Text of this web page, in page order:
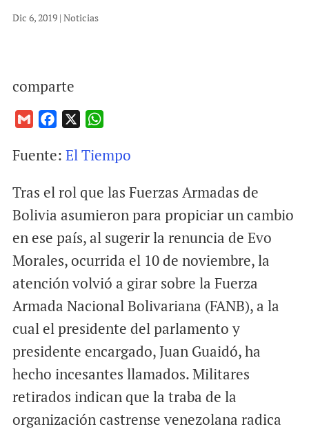
Dic 6, 2019| Noticias
comparte
a
l
c
b
k
a
s
p
Fuente: El Tiempo
Tras el rol que las Fuerzas Armadas de
Bolivia asumieron para propiciar un cambio
en ese país, al sugerir la renuncia de Evo
Morales, ocurrida el 10 de noviembre, la
atención volvió a girar sobre la Fuerza
Armada Nacional Bolivariana (FANB), a la
cual el presidente del parlamento y
presidente encargado, Juan Guaidó, ha
hecho incesantes llamados. Militares
retirados indican que la traba de la
organización castrense venezolana radica